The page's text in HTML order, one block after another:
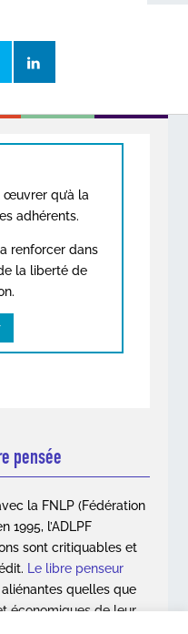
qu’à la
adhérents.
renforcer dans
la liberté de
pensée
la FNLP (Fédération
1995, l’ADLPF
sont critiquables et
Le libre penseur
quelles que
économiques de leur